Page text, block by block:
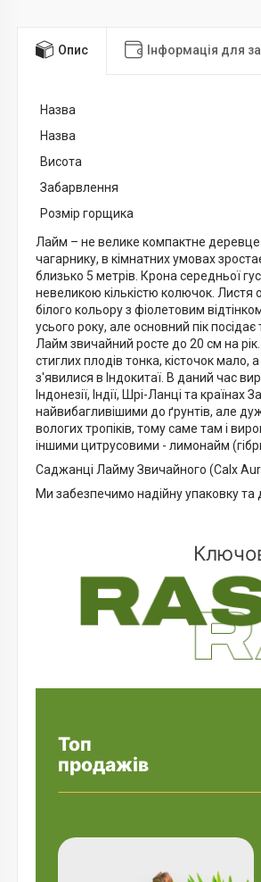
Опис Інформація для
Назва
Назва
Висота
Забарвлення
Розмір горщика
Лайм – не велике компактне деревце
чагарнику, в кімнатних умовах
близько 5 метрів. Крона середньої
невеликою кількістю колючок. Листя
білого кольору з фіолетовим
усього року, але основний пік
Лайм звичайний росте до 20 см на
стиглих плодів тонка, кісточок
з'явилися в Індокитаї. В даний час
Індонезії, Індії, Шрі-Ланці та
найвибагливішими до ґрунтів, але
вологих тропіків, тому саме там і
іншими цитрусовими - лимонайм
Саджанці Лайму Звичайного (Calx
Ми забезпечимо надійну упаковку
Топ
продажів